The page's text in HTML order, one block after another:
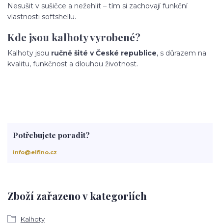
Nesušit v sušičce a nežehlit – tím si zachovají funkční
vlastnosti softshellu.
Kde jsou kalhoty vyrobené?
Kalhoty jsou ručně šité v České republice, s důrazem na
kvalitu, funkčnost a dlouhou životnost.
Zboží zařazeno v kategoriích
Kalhoty
Potřebujete poradit?
info@elfino.cz